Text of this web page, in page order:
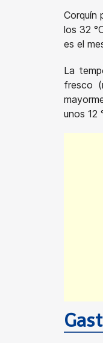
Corquín
los 32
es el
La
fresco
unos 12